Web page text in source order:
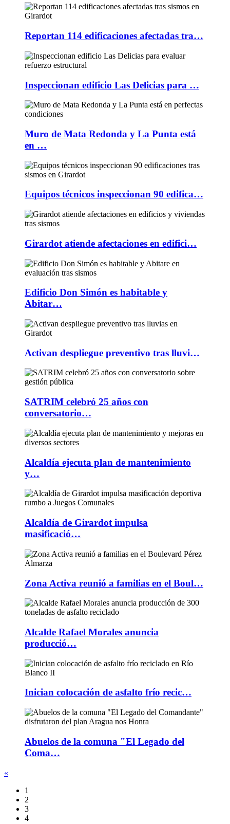
Reportan 114 edificaciones afectadas tra…
Inspeccionan edificio Las Delicias para …
Muro de Mata Redonda y La Punta está
en …
Equipos técnicos inspeccionan 90 edifica…
Girardot atiende afectaciones en edifici…
Edificio Don Simón es habitable y
Abitar…
Activan despliegue preventivo tras lluvi…
SATRIM celebró 25 años con
conversatorio…
Alcaldía ejecuta plan de mantenimiento
y…
Alcaldía de Girardot impulsa
masificació…
Zona Activa reunió a familias en el Boul…
Alcalde Rafael Morales anuncia
producció…
Inician colocación de asfalto frío recic…
Abuelos de la comuna "El Legado del
Coma…
«
1
2
3
4